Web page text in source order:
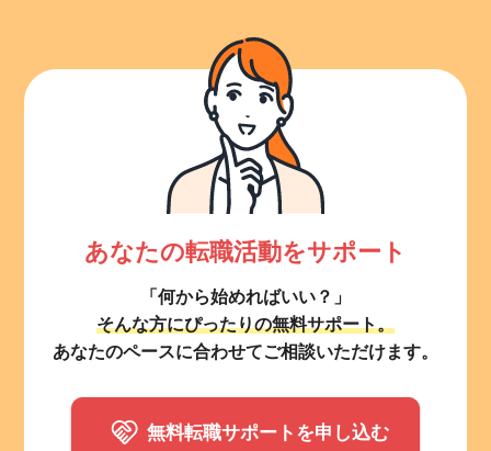
あなたの転職活動をサポート
「何から始めればいい？」
そんな方にぴったりの無料サポート。
あなたのペースに合わせてご相談いただけます。
無料転職サポートを申し込む